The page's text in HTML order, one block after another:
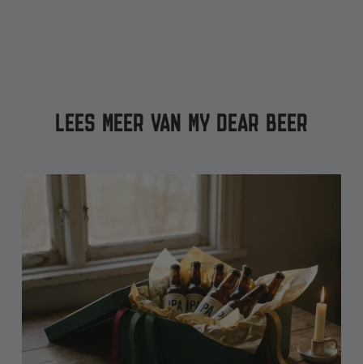
LEES MEER VAN MY DEAR BEER